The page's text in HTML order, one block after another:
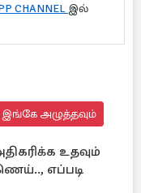
CHANNEL இல்
இங்கே அழுத்தவும்
உதவும்
எப்படி